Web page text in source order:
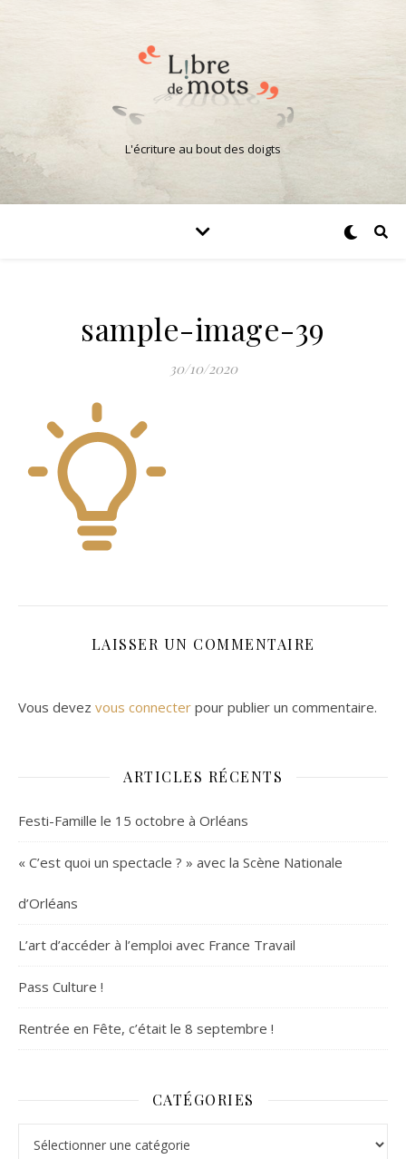
L'écriture au bout des doigts
sample-image-39
30/10/2020
LAISSER UN COMMENTAIRE
Vous devez vous connecter pour publier un commentaire.
ARTICLES RÉCENTS
Festi-Famille le 15 octobre à Orléans
« C’est quoi un spectacle ? » avec la Scène Nationale
d’Orléans
L’art d’accéder à l’emploi avec France Travail
Pass Culture !
Rentrée en Fête, c’était le 8 septembre !
CATÉGORIES